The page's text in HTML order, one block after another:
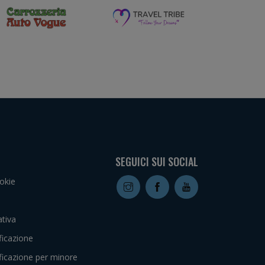
per minore
SEGUICI SUI SOCIAL